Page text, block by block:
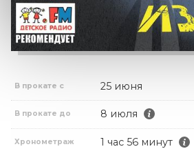
В прокате с 25 июня
В прокате до 8 июля
Хронометраж 1 час 56 минут